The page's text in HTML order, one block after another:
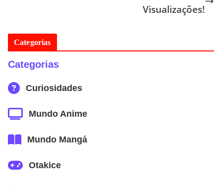
Visualizações!
Categorias
Categorias
Curiosidades
Mundo Anime
Mundo Mangá
Otakice